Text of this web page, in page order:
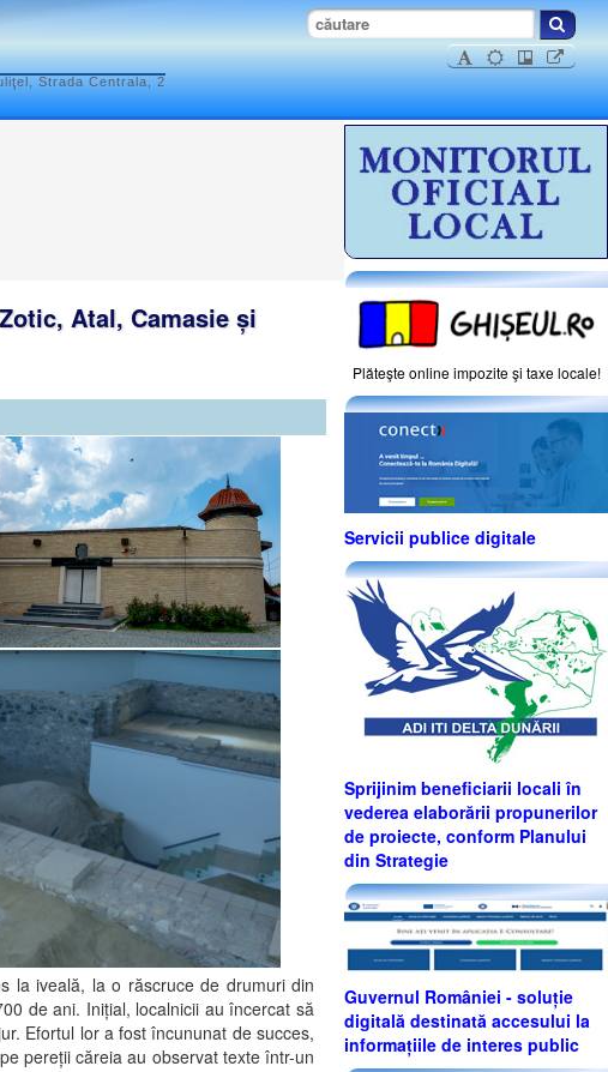
Strada Centrala, 2
Atal, Camasie și
la iveală, la o răscruce de drumuri din
de ani. Inițial, localnicii au încercat să
Efortul lor a fost încununat de succes,
pereții căreia au observat texte într-un
Plăteşte online impozite şi taxe locale!
Servicii publice digitale
Sprijinim beneficiarii locali în
vederea elaborării propunerilor
de proiecte, conform Planului
din Strategie
Guvernul României - soluție
digitală destinată accesului la
informațiile de interes public